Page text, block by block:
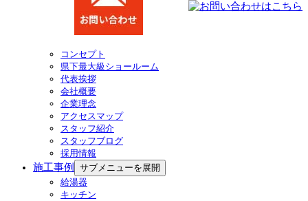
コンセプト
県下最大級ショールーム
代表挨拶
会社概要
企業理念
アクセスマップ
スタッフ紹介
スタッフブログ
採用情報
施工事例
サブメニューを展開
給湯器
キッチン